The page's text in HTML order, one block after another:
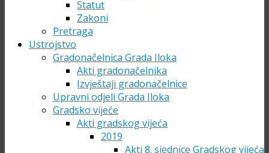
Statut
Zakoni
Pretraga
Ustrojstvo
Gradonačelnica Grada Iloka
Akti gradonačelnika
Izvještaji gradonačelnice
Upravni odjeli Grada Iloka
Gradsko vijeće
Akti gradskog vijeća
2019
Akti 8. sjednice Gradskog vijeća